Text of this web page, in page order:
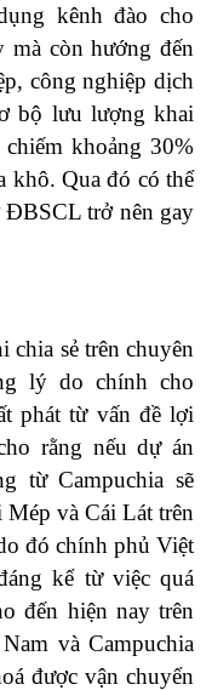
kênh đào cho
mà còn hướng đến
công nghiệp dịch
bộ lưu lượng khai
chiếm khoảng 30%
khô. Qua đó có thể
ĐBSCL trở nên gay
chia sẻ trên chuyên
lý do chính cho
phát từ vấn đề lợi
rằng nếu dự án
từ Campuchia sẽ
và Cái Lát trên
đó chính phủ Việt
kể từ việc quá
đến hiện nay trên
và Campuchia
được vận chuyển